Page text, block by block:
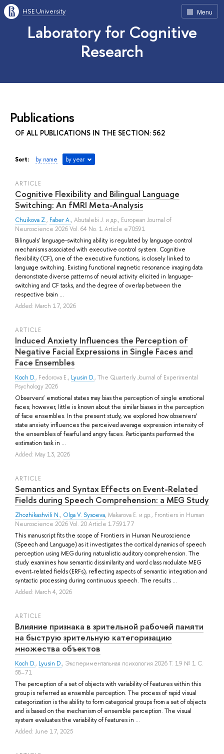
Menu
HSE University
Laboratory for Cognitive
Research
Publications
OF ALL PUBLICATIONS IN THE SECTION: 562
Sort: by name by year
ARTICLE
Cognitive Flexibility and Bilingual Language
Switching: An fMRI Meta-Analysis
Chuikova Z., Faber A., Abutalebi J. и др., European Journal of
Neuroscience 2026 Vol. 64 No. 1 Article e70591
Bilinguals' language‐switching ability is regulated by language control
mechanisms associated with executive control system. Cognitive
flexibility (CF), one of the executive functions, is closely linked to
language switching. Existing functional magnetic resonance imaging data
demonstrate diverse patterns of neural activity elicited in language‐
switching and CF tasks, and the degree of overlap between the
respective brain ...
Added: March 17, 2026
ARTICLE
Induced Anxiety Influences the Perception of
Negative Facial Expressions in Single Faces and
Face Ensembles
Koch D., Fedorova E., Lyusin D., The Quarterly Journal of Experimental
Psychology 2026
Observers’ emotional states may bias the perception of single emotional
faces; however, little is known about the similar biases in the perception
of face ensembles. In the present study, we explored how observers’
state anxiety influences the perceived average expression intensity of
the ensembles of fearful and angry faces. Participants performed the
estimation task in ...
Added: May 13, 2026
ARTICLE
Semantics and Syntax Effects on Event-Related
Fields during Speech Comprehension: a MEG Study
Zhozhikashvili N., Olga V. Sysoeva, Makarova E. и др., Frontiers in Human
Neuroscience 2026 Vol. 20 Article 1759177
This manuscript fits the scope of Frontiers in Human Neuroscience
(Speech and Language) as it investigates the cortical dynamics of speech
perception using MEG during naturalistic auditory comprehension. The
study examines how semantic dissimilarity and word class modulate MEG
event-related fields (ERFs), reflecting aspects of semantic integration and
syntactic processing during continuous speech. The results ...
Added: March 4, 2026
ARTICLE
Влияние признака в зрительной рабочей памяти
на быструю зрительную категоризацию
множества объектов
Koch D., Lyusin D., Экспериментальная психология 2026 Т. 19 № 1 С.
58–71
The perception of a set of objects with variability of features within this
group is referred as ensemble perception. The process of rapid visual
categorization is the ability to form categorical groups from a set of objects
and is based on the mechanism of ensemble perception. The visual
system evaluates the variability of features in ...
Added: June 17, 2025